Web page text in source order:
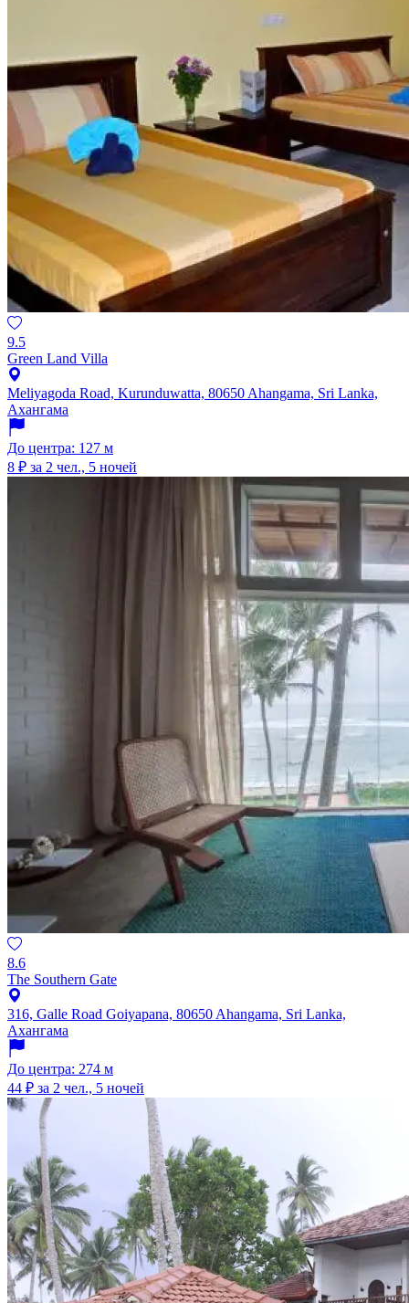
9.5
Green Land Villa
Meliyagoda Road, Kurunduwatta, 80650 Ahangama, Sri Lanka,
Ахангама
До центра: 127 м
8 ₽ за 2 чел., 5 ночей
8.6
The Southern Gate
316, Galle Road Goiyapana, 80650 Ahangama, Sri Lanka,
Ахангама
До центра: 274 м
44 ₽ за 2 чел., 5 ночей